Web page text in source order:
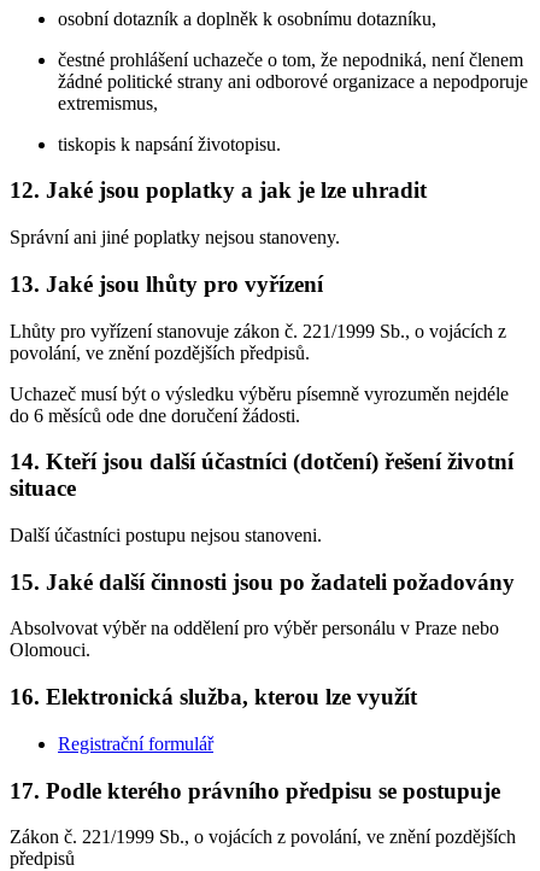
osobní dotazník a doplněk k osobnímu dotazníku,
čestné prohlášení uchazeče o tom, že nepodniká, není členem
žádné politické strany ani odborové organizace a nepodporuje
extremismus,
tiskopis k napsání životopisu.
12. Jaké jsou poplatky a jak je lze uhradit
Správní ani jiné poplatky nejsou stanoveny.
13. Jaké jsou lhůty pro vyřízení
Lhůty pro vyřízení stanovuje zákon č. 221/1999 Sb., o vojácích z
povolání, ve znění pozdějších předpisů.
Uchazeč musí být o výsledku výběru písemně vyrozuměn nejdéle
do 6 měsíců ode dne doručení žádosti.
14. Kteří jsou další účastníci (dotčení) řešení životní
situace
Další účastníci postupu nejsou stanoveni.
15. Jaké další činnosti jsou po žadateli požadovány
Absolvovat výběr na oddělení pro výběr personálu v Praze nebo
Olomouci.
16. Elektronická služba, kterou lze využít
Registrační formulář
17. Podle kterého právního předpisu se postupuje
Zákon č. 221/1999 Sb., o vojácích z povolání, ve znění pozdějších
předpisů